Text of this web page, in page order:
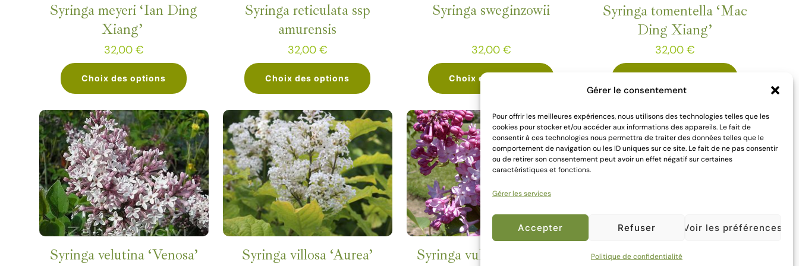
Gérer le consentement
Pour offrir les meilleures expériences, nous utilisons des technologies telles que les
cookies pour stocker et/ou accéder aux informations des appareils. Le fait de
consentir à ces technologies nous permettra de traiter des données telles que le
comportement de navigation ou les ID uniques sur ce site. Le fait de ne pas consentir
ou de retirer son consentement peut avoir un effet négatif sur certaines
caractéristiques et fonctions.
Gérer les services
Accepter Refuser Voir les préférences
Politique de confidentialité
être
choisies
sur
la
page
du
produit
être
choisies
la
page
du
produit
être
choisies
la
page
produit
être
choisies
la
page
du
produit
Syringa meyeri ‘Ian Ding
Xiang’
32,00 €
Choix des options
produit
a
plusieurs
variations.
Les
options
peuvent
être
Syringa reticulata ssp
amurensis
32,00 €
Choix des options
produit
a
plusieurs
variations.
Les
options
peuvent
Syringa sweginzowii
32,00 €
Choix des options
produit
a
plusieurs
variations.
Les
options
peuvent
Syringa tomentella ‘Mac
Ding Xiang’
32,00 €
produit
a
plusieurs
peuvent
Syringa velutina ‘Venosa’ Syringa villosa ‘Aurea’
Syringa vulgaris ‘Belle de
Syringa vulgaris ‘Michel